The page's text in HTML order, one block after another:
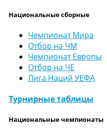
Национальные сборные
Чемпионат Мира
Отбор на ЧМ
Чемпионат Европы
Отбор на ЧЕ
Лига Наций УЕФА
Турнирные таблицы
Национальные чемпионаты